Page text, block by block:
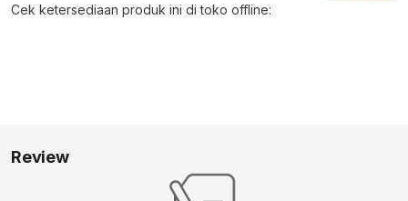
Cek ketersediaan produk ini di toko offline:
Review